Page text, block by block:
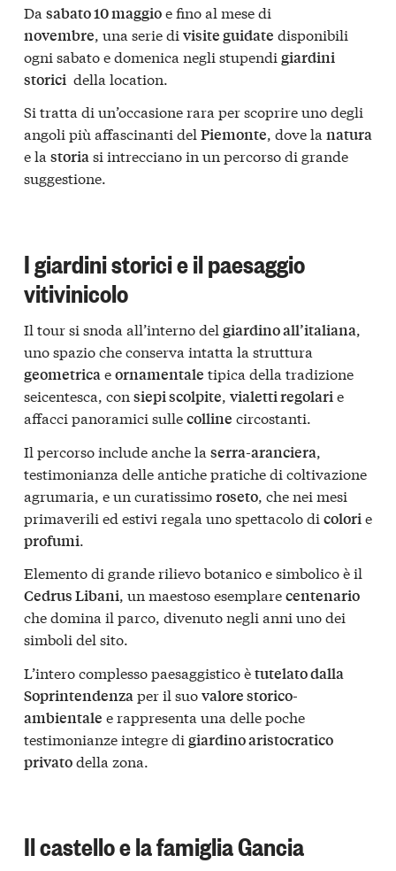
Da sabato 10 maggioe fino al mese di
novembre, una serie di visite guidate disponibili
ogni sabato e domenica negli stupendi giardini
storici della location.
Si tratta di un’occasione rara per scoprire uno degli
angoli più affascinanti del Piemonte, dove la natura
e la storiasi intrecciano in un percorso di grande
suggestione.
I giardini storici e il paesaggio
vitivinicolo
Il tour si snoda all’interno del giardino all’italiana,
uno spazio che conserva intatta la struttura
geometricaeornamentale tipica della tradizione
seicentesca, con siepi scolpite, vialetti regolarie
affacci panoramici sullecolline circostanti.
Il percorso include anche la serra-aranciera,
testimonianza delle antiche pratiche di coltivazione
agrumaria, e un curatissimoroseto, che nei mesi
primaverili ed estivi regala uno spettacolo di colorie
profumi.
Elemento di grande rilievo botanico e simbolico è il
Cedrus Libani, un maestoso esemplarecentenario
che domina il parco, divenuto negli anni uno dei
simboli del sito.
L’intero complesso paesaggistico ètutelato dalla
Soprintendenzaper il suovalore storico-
ambientale e rappresenta una delle poche
testimonianze integre di giardino aristocratico
privatodella zona.
Il castello e la famiglia Gancia